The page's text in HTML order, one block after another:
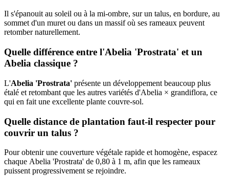
Il s'épanouit au soleil ou à la mi-ombre, sur un talus, en bordure, au
sommet d'un muret ou dans un massif où ses rameaux peuvent
retomber naturellement.
Quelle différence entre l'Abelia 'Prostrata' et un
Abelia classique ?
L'Abelia 'Prostrata' présente un développement beaucoup plus
étalé et retombant que les autres variétés d'Abelia × grandiflora, ce
qui en fait une excellente plante couvre-sol.
Quelle distance de plantation faut-il respecter pour
couvrir un talus ?
Pour obtenir une couverture végétale rapide et homogène, espacez
chaque Abelia 'Prostrata' de 0,80 à 1 m, afin que les rameaux
puissent progressivement se rejoindre.